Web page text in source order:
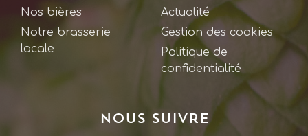
Nos bières
Notre brasserie
locale
Actualité
Gestion des cookies
Politique de
confidentialité
Nous suivre